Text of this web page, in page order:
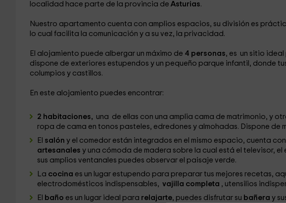
localidad hace parte de la provincia de Asturias.
Nuestro apartamento cuenta con amplios espacios, su división es
lo cual facilita la comunicación y a su vez, la privacidad.
El alojamiento puede albergar un máximo de 4 personas, es un sitio ideal
dispone de exteriores estupendos y un pequeño parque infantil, donde
columpios y castillos.
En este alojamiento puedes encontrar:
2 habitaciones, una de ellas con una amplia cama de matrimonio, y
ropa de cama en tonos pasteles, edredones y almohadas. Dispone de
El salón y el comedor están integrados en el mismo espacio, cuenta
artesanales y una cómoda de madera sobre la cual está el televisor,
sus amplios ventanales puedes observar el paisaje verde.
La cocina es un lugar estupendo para preparar tus mejores recetas,
electrodomésticos indispensables, vajilla completa , utensilios
El baño es un lugar ideal para relajarte, puedes disfrutar su bañera y